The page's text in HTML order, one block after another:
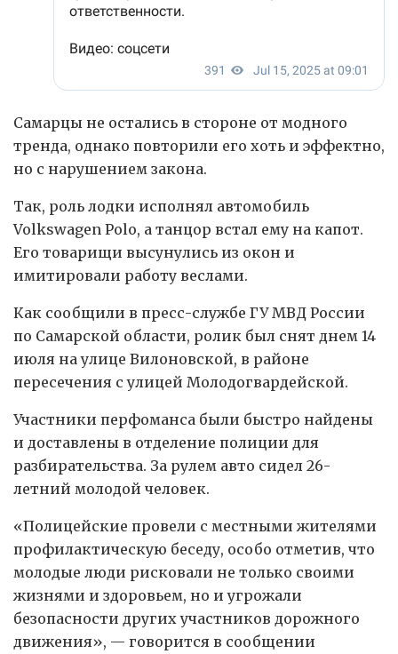
Самарцы не остались в стороне от модного
тренда, однако повторили его хоть и эффектно,
но с нарушением закона.
Так, роль лодки исполнял автомобиль
Volkswagen Polo, а танцор встал ему на капот.
Его товарищи высунулись из окон и
имитировали работу веслами.
Как сообщили в пресс-службе ГУ МВД России
по Самарской области, ролик был снят днем 14
июля на улице Вилоновской, в районе
пересечения с улицей Молодогвардейской.
Участники перфоманса были быстро найдены
и доставлены в отделение полиции для
разбирательства. За рулем авто сидел 26-
летний молодой человек.
«Полицейские провели с местными жителями
профилактическую беседу, особо отметив, что
молодые люди рисковали не только своими
жизнями и здоровьем, но и угрожали
безопасности других участников дорожного
движения», — говорится в сообщении